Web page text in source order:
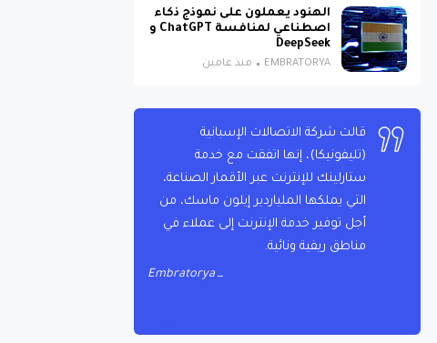
الهنود يعملون على نموذج ذكاء
اصطناعي لمنافسة ChatGPT و
DeepSeek
EMBRATORYA منذ عامين
قالت شركة الاتصالات الإسبانية
(تليفونيكا)، إنها اتفقت مع خدمة
ستارلينك للإنترنت عبر الأقمار الصناعة،
التي يملكها الملياردير إيلون ماسك، من
أجل توفير خدمة الإنترنت إلى عملاء في
مناطق ريفية ونائية.
Embratorya